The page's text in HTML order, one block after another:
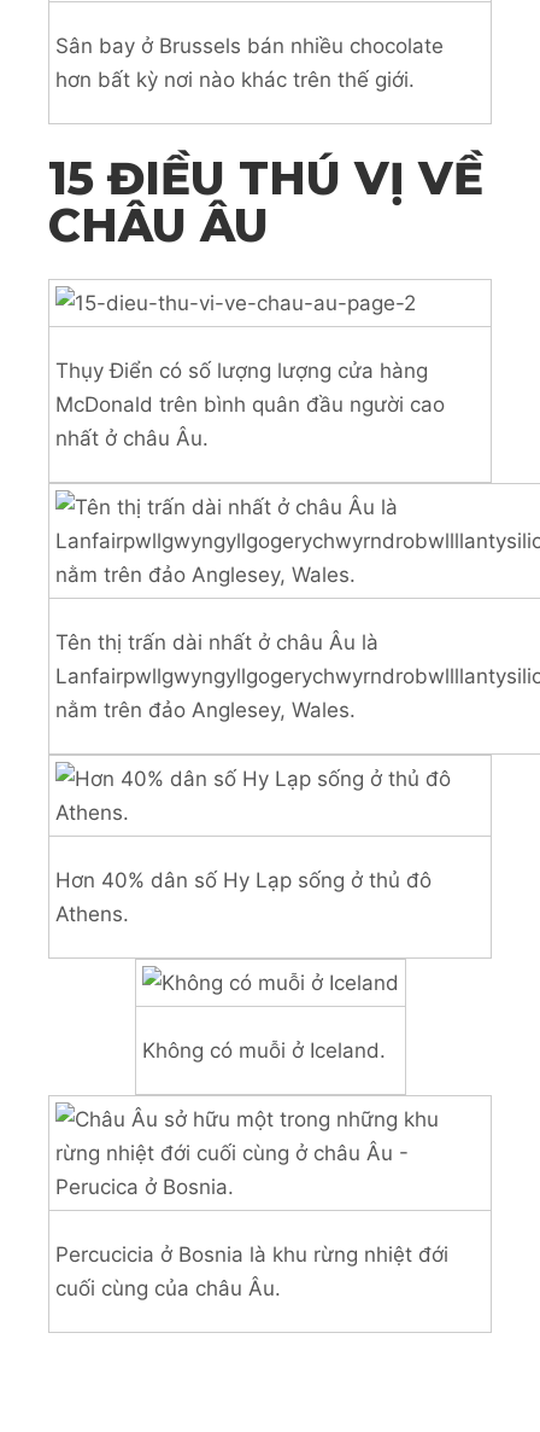
Sân bay ở Brussels bán nhiều chocolate
hơn bất kỳ nơi nào khác trên thế giới.
15 ĐIỀU THÚ VỊ VỀ
CHÂU ÂU
Thụy Điển có số lượng lượng cửa hàng
McDonald trên bình quân đầu người cao
nhất ở châu Âu.
Tên thị trấn dài nhất ở châu Âu là
nằm trên đảo Anglesey, Wales.
Hơn 40% dân số Hy Lạp sống ở thủ đô
Athens.
Không có muỗi ở Iceland.
Percucicia ở Bosnia là khu rừng nhiệt đới
cuối cùng của châu Âu.